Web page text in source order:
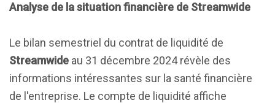
Analyse de la situation financière de Streamwide
Le bilan semestriel du contrat de liquidité de
Streamwide au 31 décembre 2024 révèle des
informations intéressantes sur la santé financière
de l'entreprise. Le compte de liquidité affiche